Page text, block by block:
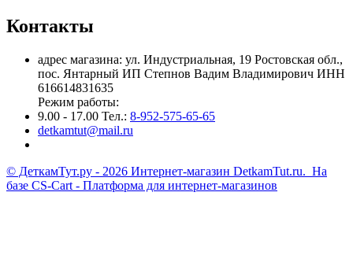
Контакты
адрес магазина: ул. Индустриальная, 19 Ростовская обл.,
пос. Янтарный ИП Степнов Вадим Владимирович ИНН
616614831635
Режим работы:
9.00 - 17.00 Тел.: 8-952-575-65-65
detkamtut@mail.ru
© ДеткамТут.ру - 2026 Интернет-магазин DetkamTut.ru. На
базе CS-Cart - Платформа для интернет-магазинов